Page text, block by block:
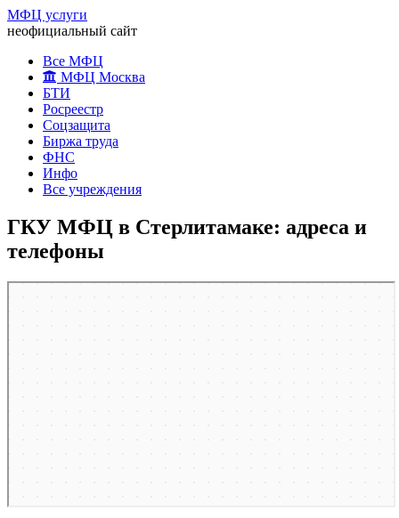
МФЦ услуги
неофициальный сайт
Все МФЦ
МФЦ Москва
БТИ
Росреестр
Соцзащита
Биржа труда
ФНС
Инфо
Все учреждения
ГКУ МФЦ в Стерлитамаке: адреса и
телефоны